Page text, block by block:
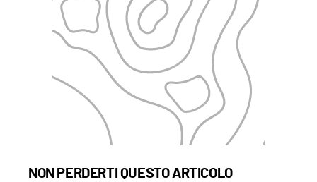
NON PERDERTI QUESTO ARTICOLO